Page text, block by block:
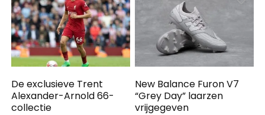
De exclusieve Trent
Alexander-Arnold 66-
collectie
New Balance Furon V7
“Grey Day” laarzen
vrijgegeven